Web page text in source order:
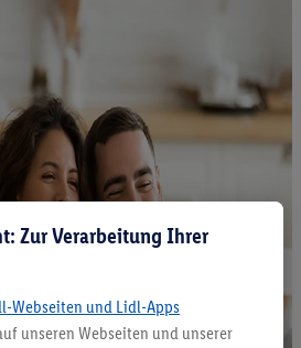
Zur Verarbeitung Ihrer
Webseiten und Lidl-Apps
unseren Webseiten und unserer